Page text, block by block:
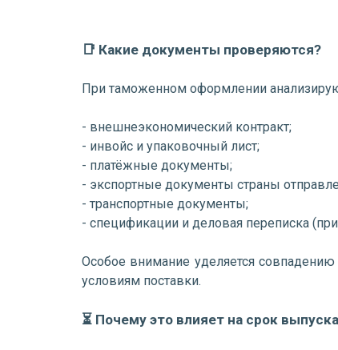
📑 Какие документы проверяются?
При таможенном оформлении
- внешнеэкономический контракт;
- инвойс и упаковочный лист;
- платёжные документы;
- экспортные документы страны
- транспортные документы;
- спецификации и деловая переписка
Особое внимание уделяется
условиям поставки.
⏳ Почему это влияет на срок